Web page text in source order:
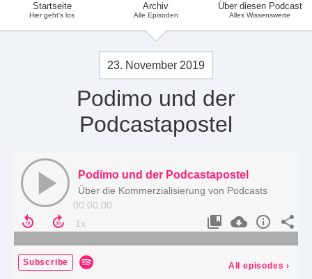
Startseite
Hier geht's los
Archiv
Alle Episoden
Über diesen Podcast
Alles Wissenswerte
23. November 2019
Podimo und der
Podcastapostel
Podimo und der Podcastapostel
Über die Kommerzialisierung von Podcasts
00:00:00
Subscribe All episodes ›